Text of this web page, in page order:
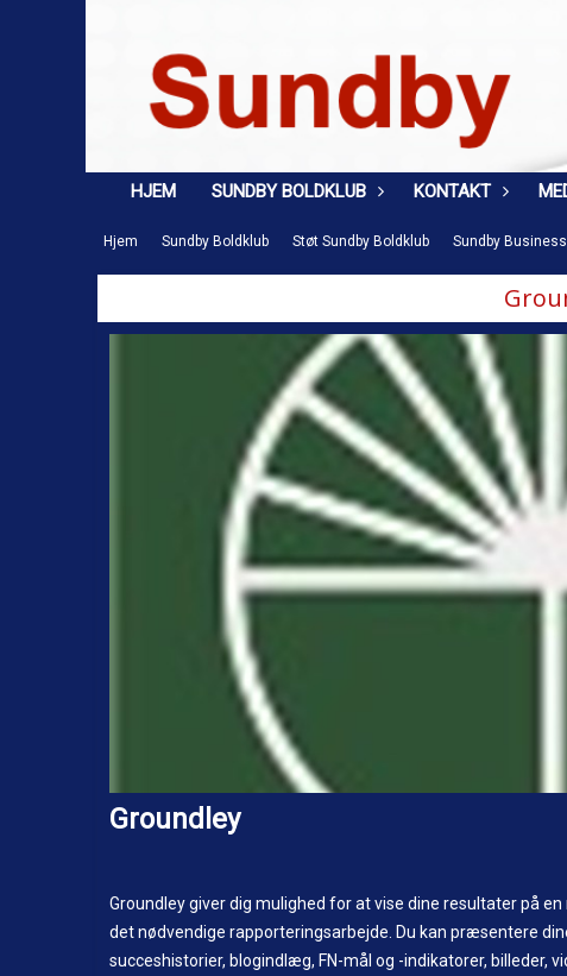
HJEM SUNDBY BOLDKLUB KONTAKT
Hjem Sundby Boldklub Støt Sundby Boldklub Sundby
Groundley
Groundley giver dig mulighed for at vise dine resultater på
det nødvendige rapporteringsarbejde. Du kan præsentere
succeshistorier, blogindlæg, FN-mål og -indikatorer, billeder,